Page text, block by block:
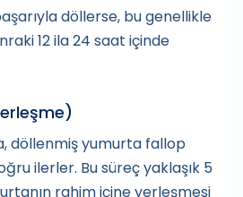
döllerse, bu genellikle
12 ila 24 saat içinde
döllenmiş yumurta fallop
ilerler. Bu süreç yaklaşık 5
rahim içine yerleşmesi